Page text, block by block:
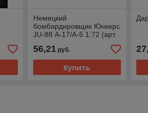
Немецкий
бомбардировщик Юнкерс
JU-88 А-17/А-5 1:72 (арт.
56,21руб.
Купить